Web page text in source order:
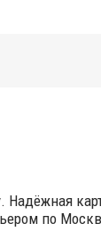
Надёжная
по